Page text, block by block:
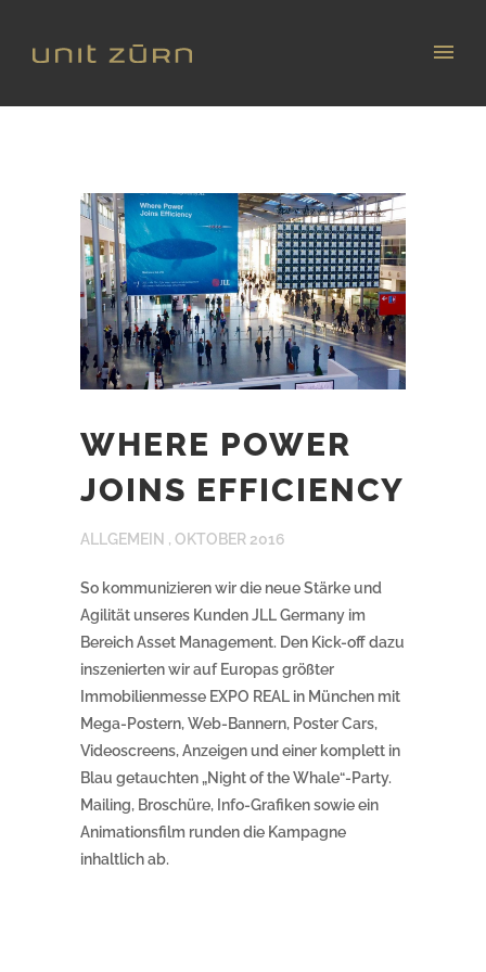
WHERE POWER
JOINS EFFICIENCY
ALLGEMEIN , OKTOBER 2016
So kommunizieren wir die neue Stärke und
Agilität unseres Kunden JLL Germany im
Bereich Asset Management. Den Kick-off dazu
inszenierten wir auf Europas größter
Immobilienmesse EXPO REAL in München mit
Mega-Postern, Web-Bannern, Poster Cars,
Videoscreens, Anzeigen und einer komplett in
Blau getauchten „Night of the Whale“-Party.
Mailing, Broschüre, Info-Grafiken sowie ein
Animationsfilm runden die Kampagne
inhaltlich ab.